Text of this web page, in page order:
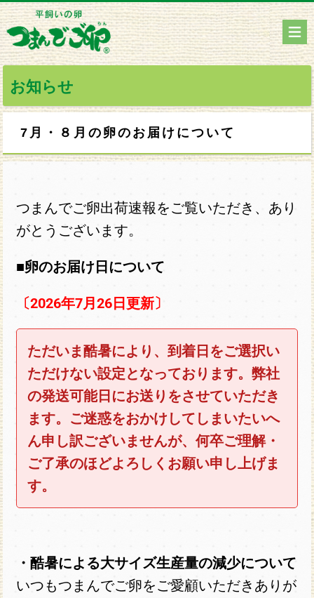
お知らせ
7月・８月の卵のお届けについて
つまんでご卵出荷速報をご覧いただき、あり
がとうございます。
■卵のお届け日について
〔2026年7月26日更新〕
ただいま酷暑により、到着日をご選択い
ただけない設定となっております。弊社
の発送可能日にお送りをさせていただき
ます。ご迷惑をおかけしてしまいたいへ
ん申し訳ございませんが、何卒ご理解・
ご了承のほどよろしくお願い申し上げま
す。
・酷暑による大サイズ生産量の減少について
いつもつまんでご卵をご愛顧いただきありが